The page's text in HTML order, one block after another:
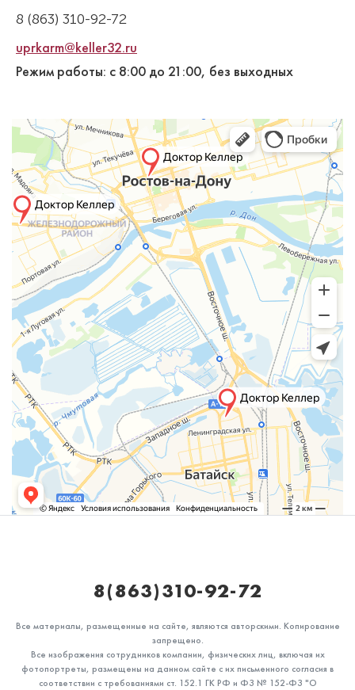
8 (863) 310-92-72
uprkarm@keller32.ru
Режим работы: с 8:00 до 21:00, без выходных
8(863)310-92-72
Все материалы, размещенные на сайте, являются авторскими. Копирование
запрещено.
Все изображения сотрудников компании, физических лиц, включая их
фотопортреты, размещены на данном сайте с их письменного согласия в
соответствии с требованиями ст. 152.1 ГК РФ и ФЗ № 152-ФЗ "О